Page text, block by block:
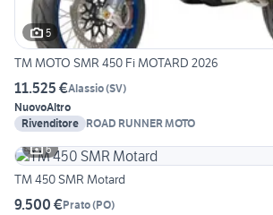
5
TM MOTO SMR 450 Fi MOTARD 2026
11.525 €Alassio(SV)
NuovoAltro
Rivenditore ROAD RUNNER MOTO
6
TM 450 SMR Motard
9.500 €Prato(PO)